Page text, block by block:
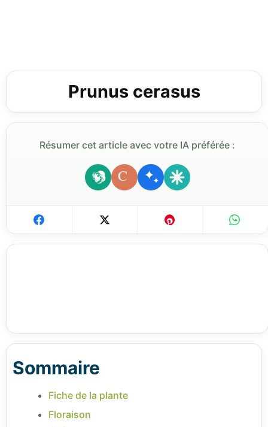
Prunus cerasus
Résumer cet article avec votre IA préférée :
C
Sommaire
Fiche de la plante
Floraison